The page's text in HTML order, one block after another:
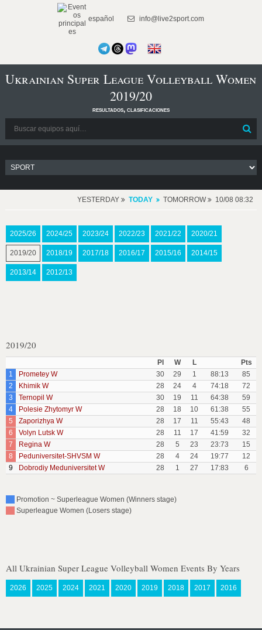
español info@live2sport.com
Ukrainian Super League Volleyball Women
2019/20
resultados, clasificaciones
YESTERDAY TODAY TOMORROW 10/08 08:32
2025/26 2024/25 2023/24 2022/23 2021/22 2020/21
2019/20 2018/19 2017/18 2016/17 2015/16 2014/15
2013/14 2012/13
2019/20
Pl W L
Pts
1
Prometey W 30 29 1 88:13
85
2
Khimik W 28 24 4 74:18
72
3
Ternopil W 30 19 11 64:38
59
4
Polesie Zhytomyr W 28 18 10 61:38
55
5
Zaporizhya W 28 17 11 55:43
48
6
Volyn Lutsk W 28 11 17 41:59
32
7
Regina W 28 5 23 23:73
15
8
Peduniversitet-SHVSM W 28 4 24 19:77
12
9
Dobrodiy Meduniversitet W 28 1 27 17:83 6
Promotion ~ Superleague Women (Winners stage)
Superleague Women (Losers stage)
All Ukrainian Super League Volleyball Women Events By Years
2026 2025 2024 2021 2020 2019 2018 2017 2016